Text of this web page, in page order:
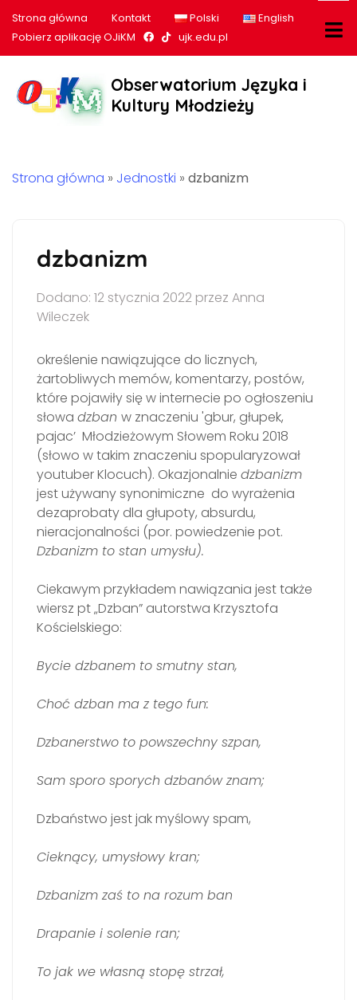
Strona główna Kontakt Polski
English
Pobierz aplikację OJiKM
Nasz profil na Facebook
Nasz profil na tiktok
ujk.edu.pl
Obserwatorium Języka i
Kultury Młodzieży
Strona główna » Jednostki » dzbanizm
dzbanizm
Dodano: 12 stycznia 2022 przez Anna
Wileczek
określenie nawiązujące do licznych,
żartobliwych memów, komentarzy, postów,
które pojawiły się w internecie po ogłoszeniu
słowa dzban w znaczeniu 'gbur, głupek,
pajac’ Młodzieżowym Słowem Roku 2018
(słowo w takim znaczeniu spopularyzował
youtuber Klocuch). Okazjonalnie dzbanizm
jest używany synonimiczne do wyrażenia
dezaprobaty dla głupoty, absurdu,
nieracjonalności (por. powiedzenie pot.
Dzbanizm to stan umysłu).
Ciekawym przykładem nawiązania jest także
wiersz pt „Dzban” autorstwa Krzysztofa
Kościelskiego:
Bycie dzbanem to smutny stan,
Choć dzban ma z tego fun:
Dzbanerstwo to powszechny szpan,
Sam sporo sporych dzbanów znam;
Dzbaństwo jest jak myślowy spam,
Cieknący, umysłowy kran;
Dzbanizm zaś to na rozum ban
Drapanie i solenie ran;
To jak we własną stopę strzał,